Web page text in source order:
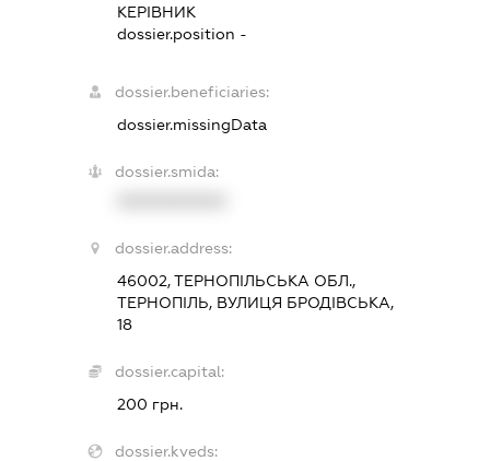
КЕРІВНИК
dossier.position -
dossier.beneficiaries:
dossier.missingData
dossier.smida:
dossier.address:
46002, ТЕРНОПІЛЬСЬКА ОБЛ.,
ТЕРНОПІЛЬ, ВУЛИЦЯ БРОДІВСЬКА,
18
dossier.capital:
200 грн.
dossier.kveds: